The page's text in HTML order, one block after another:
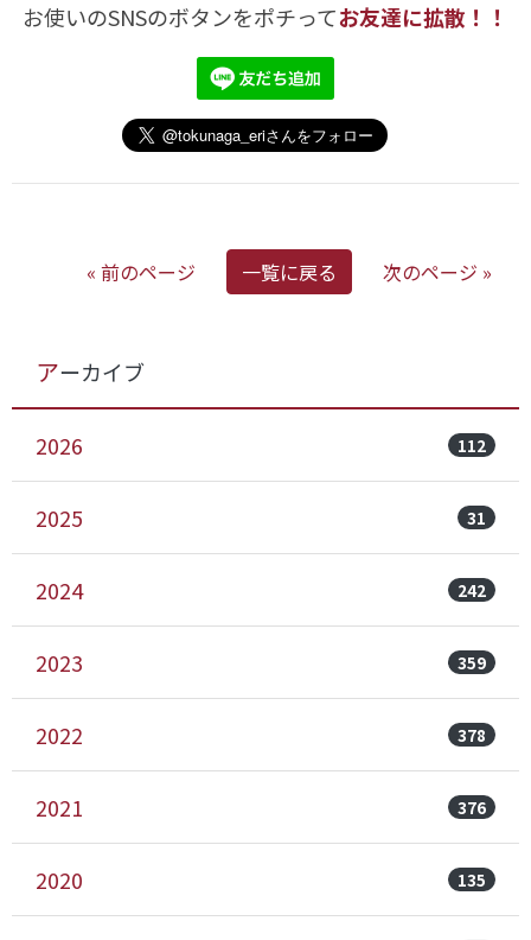
お使いのSNSのボタンをポチってお友達に拡散！！
« 前のページ 一覧に戻る 次のページ »
アーカイブ
2026 112
2025 31
2024 242
2023 359
2022 378
2021 376
2020 135